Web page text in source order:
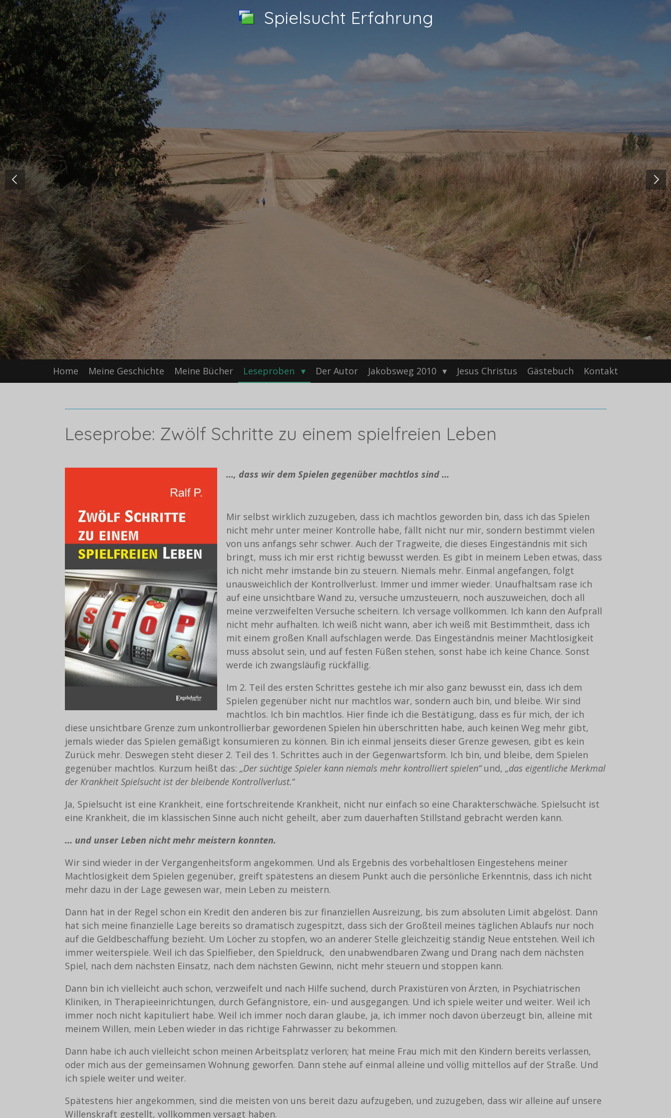
Zum
Hauptinhalt
springen
Spielsucht Erfahrung
Home Meine Geschichte Meine Bücher Leseproben Der Autor Jakobsweg 2010 Jesus Christus Gästebuch Kontakt
Leseprobe: Zwölf Schritte zu einem spielfreien Leben
..., dass wir dem Spielen gegenüber machtlos sind ...
Mir selbst wirklich zuzugeben, dass ich machtlos geworden bin, dass ich das Spielen
nicht mehr unter meiner Kontrolle habe, fällt nicht nur mir, sondern bestimmt vielen
von uns anfangs sehr schwer. Auch der Tragweite, die dieses Eingeständnis mit sich
bringt, muss ich mir erst richtig bewusst werden. Es gibt in meinem Leben etwas, dass
ich nicht mehr imstande bin zu steuern. Niemals mehr. Einmal angefangen, folgt
unausweichlich der Kontrollverlust. Immer und immer wieder. Unaufhaltsam rase ich
auf eine unsichtbare Wand zu, versuche umzusteuern, noch auszuweichen, doch all
meine verzweifelten Versuche scheitern. Ich versage vollkommen. Ich kann den Aufprall
nicht mehr aufhalten. Ich weiß nicht wann, aber ich weiß mit Bestimmtheit, dass ich
mit einem großen Knall aufschlagen werde. Das Eingeständnis meiner Machtlosigkeit
muss absolut sein, und auf festen Füßen stehen, sonst habe ich keine Chance. Sonst
werde ich zwangsläufig rückfällig.
Im 2. Teil des ersten Schrittes gestehe ich mir also ganz bewusst ein, dass ich dem
Spielen gegenüber nicht nur machtlos war, sondern auch bin, und bleibe. Wir sind
machtlos. Ich bin machtlos. Hier finde ich die Bestätigung, dass es für mich, der ich
diese unsichtbare Grenze zum unkontrollierbar gewordenen Spielen hin überschritten habe, auch keinen Weg mehr gibt,
jemals wieder das Spielen gemäßigt konsumieren zu können. Bin ich einmal jenseits dieser Grenze gewesen, gibt es kein
Zurück mehr. Deswegen steht dieser 2. Teil des 1. Schrittes auch in der Gegenwartsform. Ich bin, und bleibe, dem Spielen
gegenüber machtlos. Kurzum heißt das: „Der süchtige Spieler kann niemals mehr kontrolliert spielen“und, „das eigentliche Merkmal
der Krankheit Spielsucht ist der bleibende Kontrollverlust.“
Ja, Spielsucht ist eine Krankheit, eine fortschreitende Krankheit, nicht nur einfach so eine Charakterschwäche. Spielsucht ist
eine Krankheit, die im klassischen Sinne auch nicht geheilt, aber zum dauerhaften Stillstand gebracht werden kann.
... und unser Leben nicht mehr meistern konnten.
Wir sind wieder in der Vergangenheitsform angekommen. Und als Ergebnis des vorbehaltlosen Eingestehens meiner
Machtlosigkeit dem Spielen gegenüber, greift spätestens an diesem Punkt auch die persönliche Erkenntnis, dass ich nicht
mehr dazu in der Lage gewesen war, mein Leben zu meistern.
Dann hat in der Regel schon ein Kredit den anderen bis zur finanziellen Ausreizung, bis zum absoluten Limit abgelöst. Dann
hat sich meine finanzielle Lage bereits so dramatisch zugespitzt, dass sich der Großteil meines täglichen Ablaufs nur noch
auf die Geldbeschaffung bezieht. Um Löcher zu stopfen, wo an anderer Stelle gleichzeitig ständig Neue entstehen. Weil ich
immer weiterspiele. Weil ich das Spielfieber, den Spieldruck, den unabwendbaren Zwang und Drang nach dem nächsten
Spiel, nach dem nächsten Einsatz, nach dem nächsten Gewinn, nicht mehr steuern und stoppen kann.
Dann bin ich vielleicht auch schon, verzweifelt und nach Hilfe suchend, durch Praxistüren von Ärzten, in Psychiatrischen
Kliniken, in Therapieeinrichtungen, durch Gefängnistore, ein- und ausgegangen. Und ich spiele weiter und weiter. Weil ich
immer noch nicht kapituliert habe. Weil ich immer noch daran glaube, ja, ich immer noch davon überzeugt bin, alleine mit
meinem Willen, mein Leben wieder in das richtige Fahrwasser zu bekommen.
Dann habe ich auch vielleicht schon meinen Arbeitsplatz verloren; hat meine Frau mich mit den Kindern bereits verlassen,
oder mich aus der gemeinsamen Wohnung geworfen. Dann stehe auf einmal alleine und völlig mittellos auf der Straße. Und
ich spiele weiter und weiter.
Spätestens hier angekommen, sind die meisten von uns bereit dazu aufzugeben, und zuzugeben, dass wir alleine auf unsere
Willenskraft gestellt, vollkommen versagt haben.